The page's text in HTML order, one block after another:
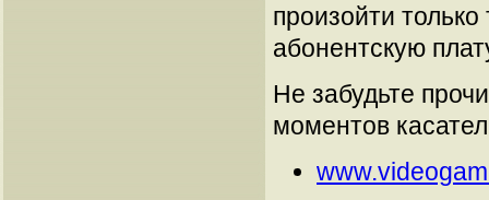
произойти только
абонентскую
Не забудьте
моментов